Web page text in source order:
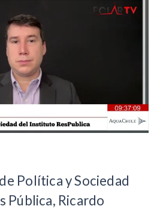
Política y Sociedad
Pública, Ricardo